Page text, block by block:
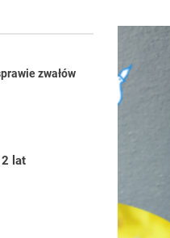
Dębieńsko – woda
komentowania kolejnych afer
zwałów
lat